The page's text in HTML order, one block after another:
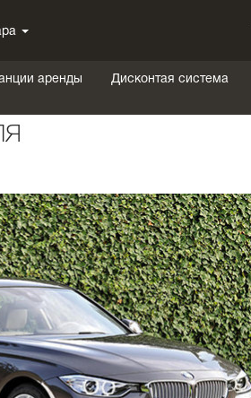
аренды Дисконтая система